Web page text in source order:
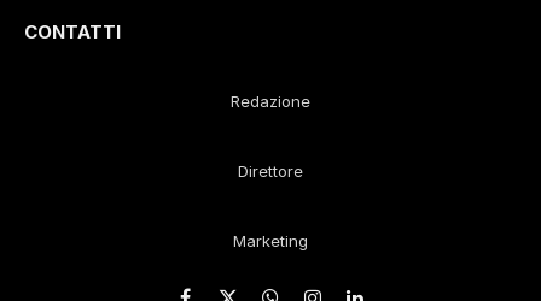
CONTATTI
Redazione
Direttore
Marketing